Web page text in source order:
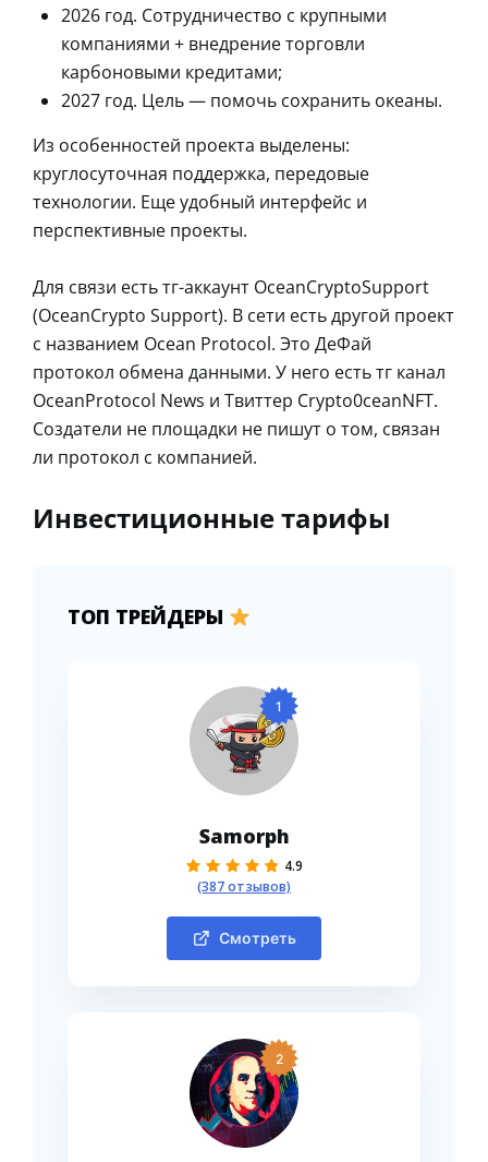
2026 год. Сотрудничество с крупными
компаниями + внедрение торговли
карбоновыми кредитами;
2027 год. Цель — помочь сохранить океаны.
Из особенностей проекта выделены:
круглосуточная поддержка, передовые
технологии. Еще удобный интерфейс и
перспективные проекты.
Для связи есть тг-аккаунт OceanCryptoSupport
(OceanCrypto Support). В сети есть другой проект
с названием Ocean Protocol. Это ДеФай
протокол обмена данными. У него есть тг канал
OceanProtocol News и Твиттер Crypto0ceanNFT.
Создатели не площадки не пишут о том, связан
ли протокол с компанией.
Инвестиционные тарифы
ТОП ТРЕЙДЕРЫ
1
Samorph
4.9
(387 отзывов)
Смотреть
2